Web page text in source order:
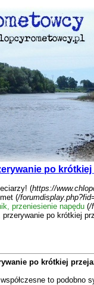
po krótkiej
(https://
(/
przeniesienie napędu (/
po krótkiej
po krótkiej
to podobno